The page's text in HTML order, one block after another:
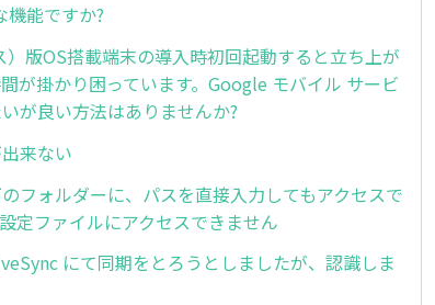
能ですか?
版OS搭載端末の導入時初回起動すると立ち上が
が掛かり困っています。Google モバイル サービ
が良い方法はありませんか?
来ない
ォルダーに、パスを直接入力してもアクセスで
定ファイルにアクセスできません
にて同期をとろうとしましたが、認識しま